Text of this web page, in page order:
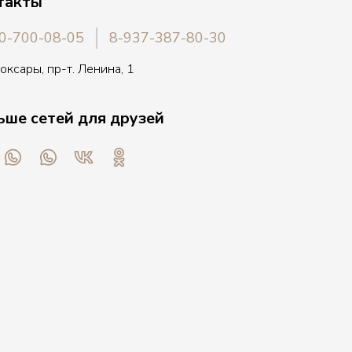
700-08-05 8-937-387-80-30
пр-т. Ленина, 1
сетей для друзей